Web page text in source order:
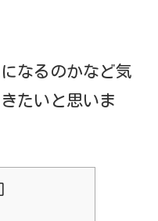
なるのかなど気
たいと思いま